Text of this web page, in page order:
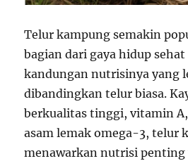
Telur kampung semakin
bagian dari gaya hidup
kandungan nutrisinya yang
dibandingkan telur biasa.
berkualitas tinggi, vitamin A,
asam lemak omega-3, telur
menawarkan nutrisi